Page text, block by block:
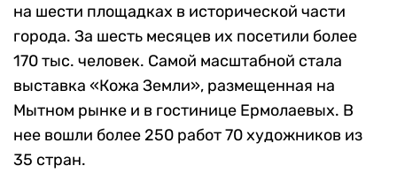
на шести площадках в исторической части
города. За шесть месяцев их посетили более
170 тыс. человек. Самой масштабной стала
выставка «Кожа Земли», размещенная на
Мытном рынке и в гостинице Ермолаевых. В
нее вошли более 250 работ 70 художников из
35 стран.